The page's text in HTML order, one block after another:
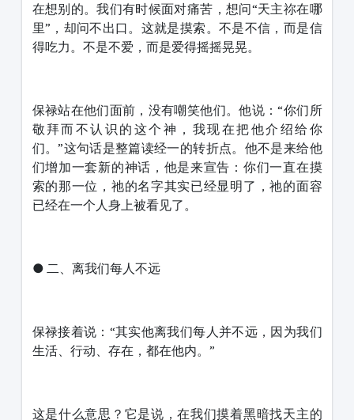
在想别的。我们有时候面对痛苦，想问“天主祢在哪
里”，却问不出口。这就是摸索。不是不信，而是信
得吃力。不是不爱，而是爱得摇摇晃晃。
保禄站在他们面前，没有嘲笑他们。他说：“你们所
敬拜而不认识的这个神，我现在把他介绍给你
们。”这句话是整篇读经一的转折点。他不是来给他
们增加一套新的神话，他是来宣告：你们一直在摸
索的那一位，祂的名字其实已经显明了，祂的面容
已经在一个人身上被看见了。
● 二、离我们每人不远
保禄接着说：“其实他离我们每人并不远，因为我们
生活、行动、存在，都在他内。”
这是什么意思？它是说，在我们摸着黑暗找天主的